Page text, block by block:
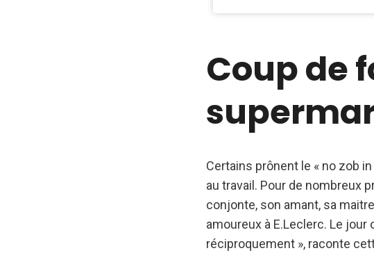
Coup de
Certains prônent le « no zob
au travail. Pour de nombreux
conjonte, son amant, sa
amoureux à E.Leclerc. Le
réciproquement », raconte